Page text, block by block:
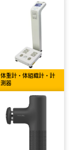
体重計・体組織計・計
測器